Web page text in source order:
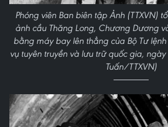
Phóng viên Ban biên tập Ảnh (TTXVN)
ảnh cầu Thăng Long, Chương Dương
bằng máy bay lên thẳng của Bộ Tư
vụ tuyên truyền và lưu trữ quốc gia,
Tuấn/TTXVN)